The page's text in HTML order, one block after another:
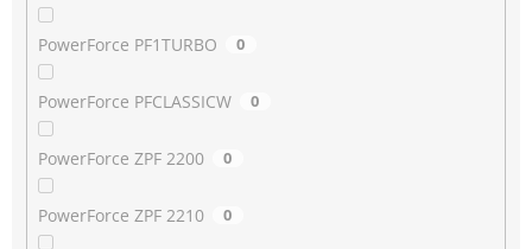
PowerForce PF1TURBO 0
PowerForce PFCLASSICW 0
PowerForce ZPF 2200 0
PowerForce ZPF 2210 0